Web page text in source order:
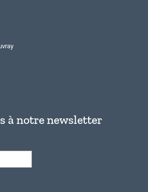
à notre newsletter